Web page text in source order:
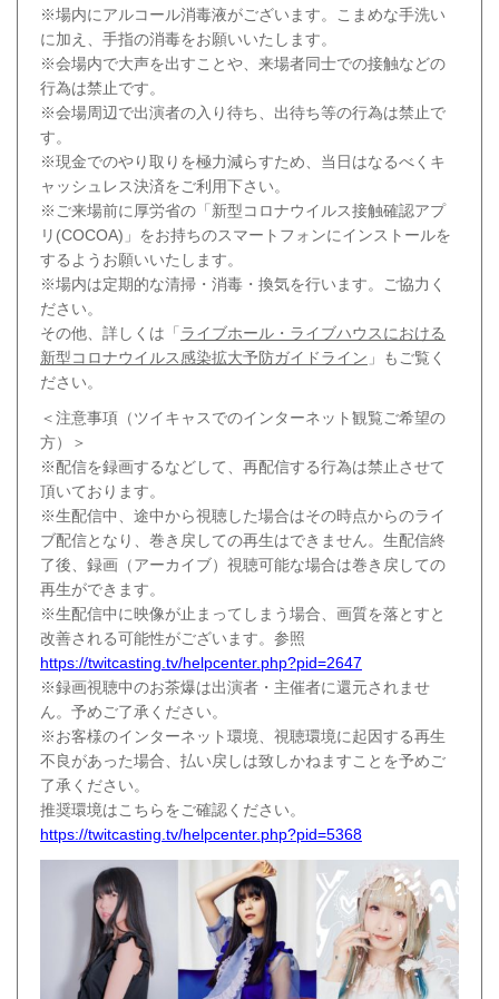
※場内にアルコール消毒液がございます。こまめな手洗い
に加え、手指の消毒をお願いいたします。
※会場内で大声を出すことや、来場者同士での接触などの
行為は禁止です。
※会場周辺で出演者の入り待ち、出待ち等の行為は禁止で
す。
※現金でのやり取りを極力減らすため、当日はなるべくキ
ャッシュレス決済をご利用下さい。
※ご来場前に厚労省の「新型コロナウイルス接触確認アプ
リ(COCOA)」をお持ちのスマートフォンにインストールを
するようお願いいたします。
※場内は定期的な清掃・消毒・換気を行います。ご協力く
ださい。
その他、詳しくは「 ライブホール・ライブハウスにおける
新型コロナウイルス感染拡大予防ガイドライン 」もご覧く
ださい。
＜注意事項（ツイキャスでのインターネット観覧ご希望の
方）＞
※配信を録画するなどして、再配信する行為は禁止させて
頂いております。
※生配信中、途中から視聴した場合はその時点からのライ
ブ配信となり、巻き戻しての再生はできません。生配信終
了後、録画（アーカイブ）視聴可能な場合は巻き戻しての
再生ができます。
※生配信中に映像が止まってしまう場合、画質を落とすと
改善される可能性がございます。参照
https://twitcasting.tv/helpcenter.php?pid=2647
※録画視聴中のお茶爆は出演者・主催者に還元されませ
ん。予めご了承ください。
※お客様のインターネット環境、視聴環境に起因する再生
不良があった場合、払い戻しは致しかねますことを予めご
了承ください。
推奨環境はこちらをご確認ください。
https://twitcasting.tv/helpcenter.php?pid=5368